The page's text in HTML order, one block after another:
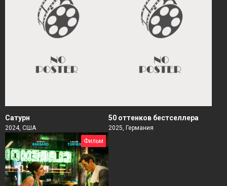
Сатурн
2024, США
50 оттенков бестселлера
2025, Германия
Фильм